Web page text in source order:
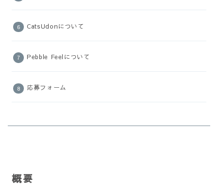
CatsUdonについて
Pebble Feelについて
応募フォーム
概要